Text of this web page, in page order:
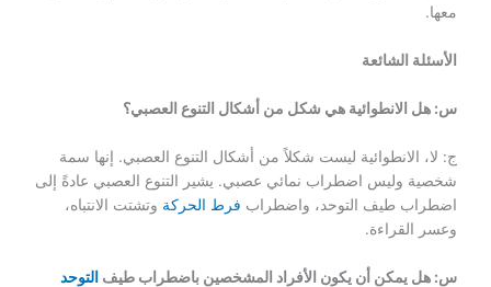
معها.
الأسئلة الشائعة
س: هل الانطوائية هي شكل من أشكال التنوع العصبي؟
ج: لا، الانطوائية ليست شكلاً من أشكال التنوع العصبي. إنها سمة
شخصية وليس اضطراب نمائي عصبي. يشير التنوع العصبي عادةً إلى
اضطراب طيف التوحد، واضطراب فرط الحركة وتشتت الانتباه،
وعسر القراءة.
س: هل يمكن أن يكون الأفراد المشخصين باضطراب طيف التوحد